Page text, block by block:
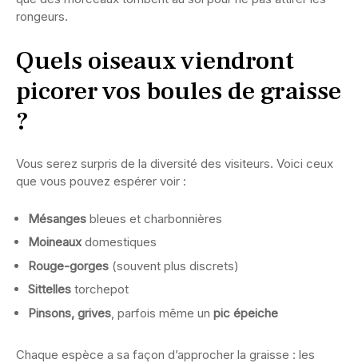
rongeurs.
Quels oiseaux viendront
picorer vos boules de graisse
?
Vous serez surpris de la diversité des visiteurs. Voici ceux
que vous pouvez espérer voir :
Mésanges bleues et charbonnières
Moineauxdomestiques
Rouge-gorges (souvent plus discrets)
Sittelles torchepot
Pinsons, grives , parfois même un pic épeiche
Chaque espèce a sa façon d’approcher la graisse : les